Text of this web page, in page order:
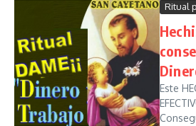
Ritual
Este